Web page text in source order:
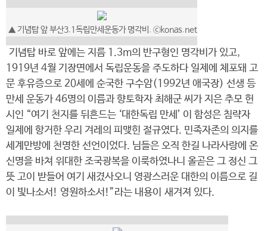
▲ 기념탑 앞 부산3.1독립만세운동가 명각비. ⓒkonas.net
기념탑 바로 앞에는 지름 1.3m의 반구형인 명각비가 있고,
1919년 4월 기장면에서 독립운동을 주도하다 일제에 체포돼 고
문 후유증으로 20세에 순국한 구수암(1992년 애국장) 선생 등
만세 운동가 46명의 이름과 향토학자 최해군 씨가 지은 추모 헌
시인 “여기 천지를 뒤흔드는 ‘대한독립 만세’ 이 함성은 침략자
일제에 항거한 우리 겨레의 피맺힌 절규였다. 민족자존의 의지를
세계만방에 천명한 선언이었다. 님들은 오직 한길 나라사랑에 온
신명을 바쳐 위대한 조국광복을 이룩하였나니 올곧은 그 정신 그
뜻 고이 받들어 여기 새겼사오니 영광스러운 대한의 이름으로 길
이 빛나소서! 영원하소서!”라는 내용이 새겨져 있다.